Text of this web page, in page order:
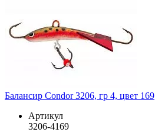
Балансир Condor 3206, гр 4, цвет 169
Артикул
3206-4169